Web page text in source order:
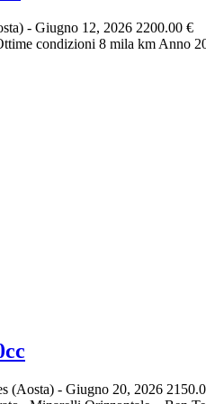
- Giugno 12, 2026 2200.00 €
condizioni 8 mila km Anno
(Aosta) - Giugno 20, 2026